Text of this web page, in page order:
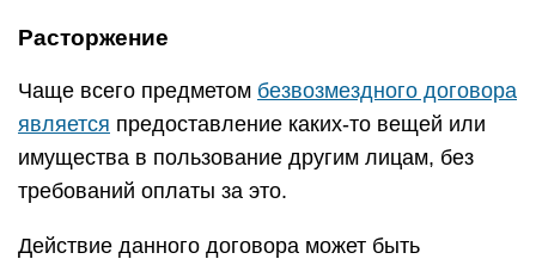
Расторжение
Чаще всего предметом безвозмездного договора
является предоставление каких-то вещей или
имущества в пользование другим лицам, без
требований оплаты за это.
Действие данного договора может быть